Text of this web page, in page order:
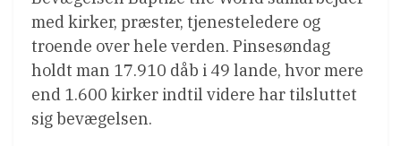
med kirker, præster, tjenesteledere og
troende over hele verden. Pinsesøndag
holdt man 17.910 dåb i 49 lande, hvor mere
end 1.600 kirker indtil videre har tilsluttet
sig bevægelsen.